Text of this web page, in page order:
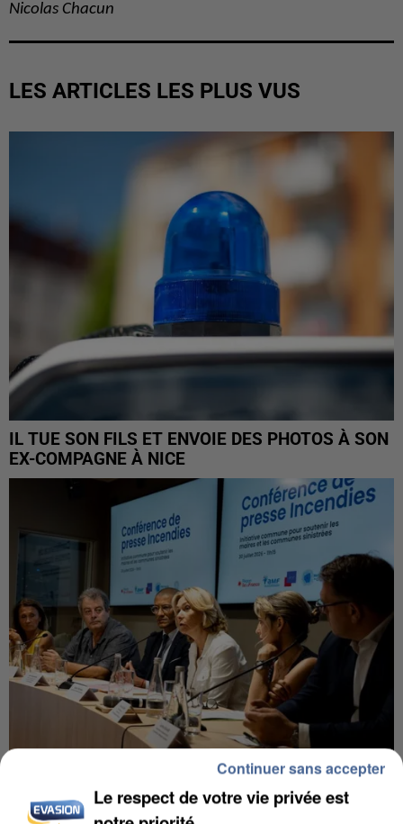
Nicolas Chacun
LES ARTICLES LES PLUS VUS
IL TUE SON FILS ET ENVOIE DES PHOTOS À SON
EX-COMPAGNE À NICE
INCENDIES : L’ÎLE-DE-FRANCE LANCE UN ÉLAN
DE SOLIDARITÉ AVEC LES...
Le respect de votre vie privée est
Continuer sans accepter